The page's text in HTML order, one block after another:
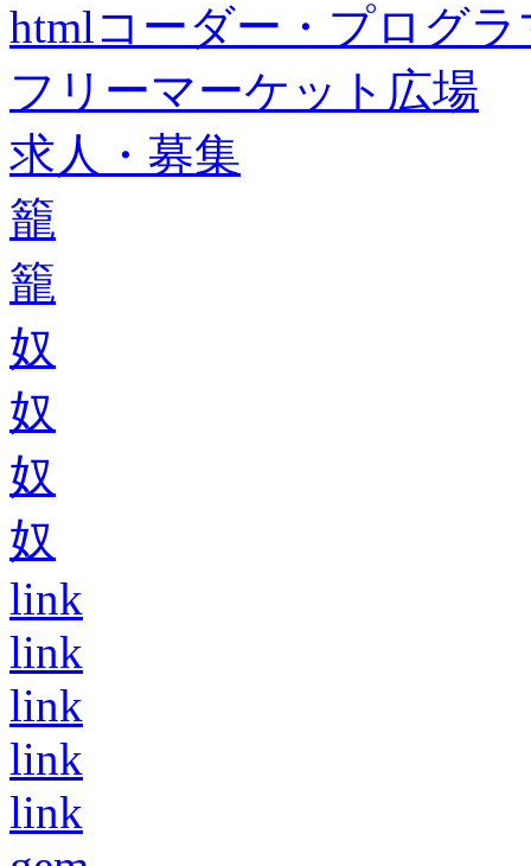
htmlコーダー・プログラ
フリーマーケット広場
求人・募集
籠
籠
奴
奴
奴
奴
link
link
link
link
link